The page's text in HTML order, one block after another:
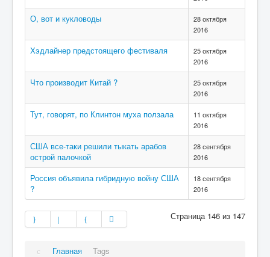
О, вот и кукловоды
28 октября
2016
Хэдлайнер предстоящего фестиваля
25 октября
2016
Что производит Китай ?
25 октября
2016
Тут, говорят, по Клинтон муха ползала
11 октября
2016
США все-таки решили тыкать арабов
острой палочкой
28 сентября
2016
Россия объявила гибридную войну США
?
18 сентября
2016
Страница 146 из 147
Главная Tags